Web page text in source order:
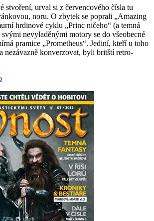
stvoření, urval si z červencového čísla tu
noru. O zbytek se poprali „Amazing
hrdinové cyklu „Princ ničeho“ (a temná
svými nevyladěnými motory se do všeobecné
pramice „Prometheus“. Jediní, kteří u toho
nezávazně konverzovat, byli britští retro-